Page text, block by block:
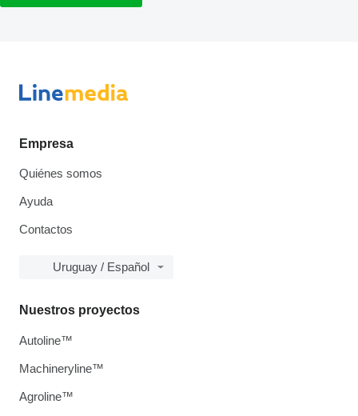
Empresa
Quiénes somos
Ayuda
Contactos
Uruguay / Español
Nuestros proyectos
Autoline™
Machineryline™
Agroline™